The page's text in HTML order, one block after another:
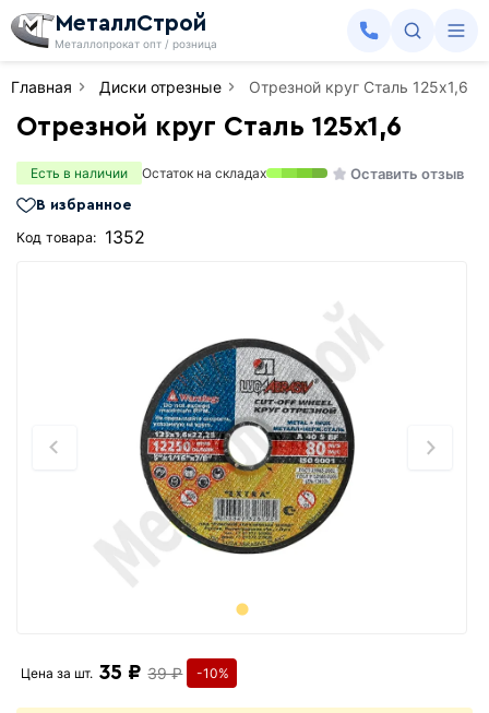
МеталлСтрой
Металлопрокат опт / розница
Главная Диски отрезные Отрезной круг Сталь 125х1,6
Отрезной круг Сталь 125х1,6
Есть в наличии Остаток на складах Оставить отзыв
В избранное
Код товара: 1352
Цена за шт. 35 ₽ 39 ₽ -10%